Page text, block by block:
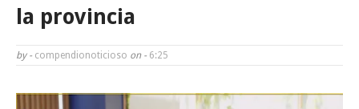
la provincia
by - compendionoticioso on - 6:25